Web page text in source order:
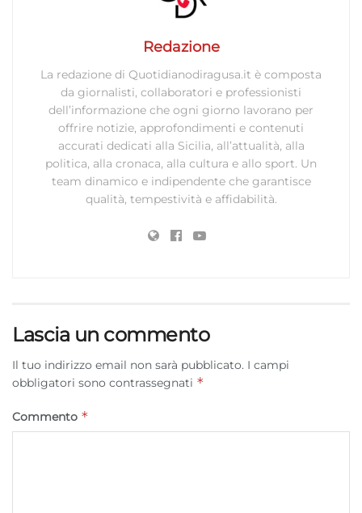
Redazione
La redazione di Quotidianodiragusa.it è composta
da giornalisti, collaboratori e professionisti
dell’informazione che ogni giorno lavorano per
offrire notizie, approfondimenti e contenuti
accurati dedicati alla Sicilia, all’attualità, alla
politica, alla cronaca, alla cultura e allo sport. Un
team dinamico e indipendente che garantisce
qualità, tempestività e affidabilità.
Lascia un commento
Il tuo indirizzo email non sarà pubblicato. I campi
obbligatori sono contrassegnati *
Commento *